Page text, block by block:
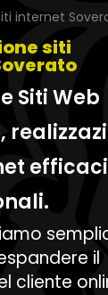
internet
siti
Siti Web
il
cliente